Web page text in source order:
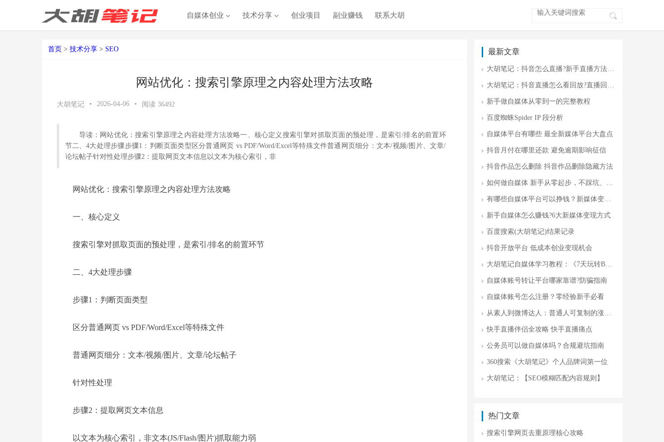
自媒体创业 技术分享 创业项目 副业赚钱 联系大胡
首页 > 技术分享> SEO
网站优化：搜索引擎原理之内容处理方法攻略
大胡笔记 • 2026-04-06 • 阅读 36492
导读：网站优化：搜索引擎原理之内容处理方法攻略一、核心定义搜索引擎对抓取页面的预处理，是索引/排名的前置环
节二、4大处理步骤步骤1：判断页面类型区分普通网页 vs PDF/Word/Excel等特殊文件普通网页细分：文本/视频/图片、文章/
论坛帖子针对性处理步骤2：提取网页文本信息以文本为核心索引，非
网站优化：搜索引擎原理之内容处理方法攻略
一、核心定义
搜索引擎对抓取页面的预处理，是索引/排名的前置环节
二、4大处理步骤
步骤1：判断页面类型
区分普通网页 vs PDF/Word/Excel等特殊文件
普通网页细分：文本/视频/图片、文章/论坛帖子
针对性处理
步骤2：提取网页文本信息
以文本为核心索引，非文本(JS/Flash/图片)抓取能力弱
最新文章
大胡笔记：抖音怎么直播?新手直播方法 零门槛开播指南
大胡笔记：抖音直播怎么看回放?直播回放入门
新手做自媒体从零到一的完整教程
百度蜘蛛Spider IP 段分析
自媒体平台有哪些 最全新媒体平台大盘点
抖音月付在哪里还款 避免逾期影响征信
抖音作品怎么删除 抖音作品删除隐藏方法
如何做自媒体 新手从零起步，不踩坑、不瞎忙
有哪些自媒体平台可以挣钱？新媒体变现平台
新手自媒体怎么赚钱?6大新媒体变现方式
百度搜索(大胡笔记)结果记录
抖音开放平台 低成本创业变现机会
大胡笔记自媒体学习教程：《7天玩转B站涨粉变现》--从 0 基础到稳定盈利全套实战
自媒体账号转让平台哪家靠谱?防骗指南
自媒体账号怎么注册？零经验新手必看
从素人到微博达人：普通人可复制的涨粉变现全攻略
快手直播伴侣全攻略 快手直播痛点
公务员可以做自媒体吗？合规避坑指南
360搜索《大胡笔记》个人品牌词第一位
大胡笔记：【SEO模糊匹配内容规则】
热门文章
搜索引擎网页去重原理核心攻略